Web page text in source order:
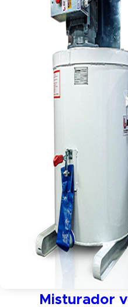
Misturador